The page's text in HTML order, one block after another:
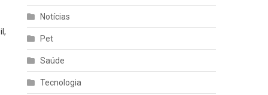
Notícias
Pet
Saúde
Tecnologia